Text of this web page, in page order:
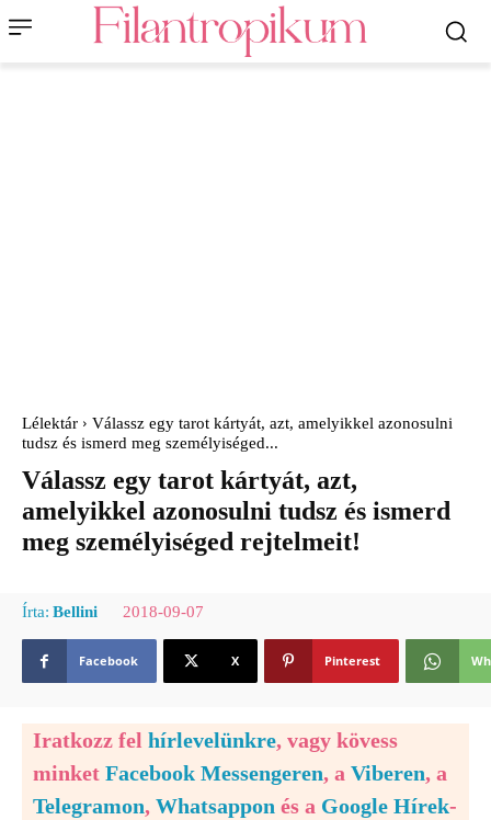
Lélektár
Válassz egy tarot kártyát, azt, amelyikkel azonosulni
tudsz és ismerd meg személyiséged...
Válassz egy tarot kártyát, azt,
amelyikkel azonosulni tudsz és ismerd
meg személyiséged rejtelmeit!
Írta: Bellini 2018-09-07
Facebook X Pinterest
Iratkozz fel hírlevelünkre, vagy kövess
minket Facebook Messengeren, a Viberen, a
Telegramon, Whatsappon és a Google Hírek-